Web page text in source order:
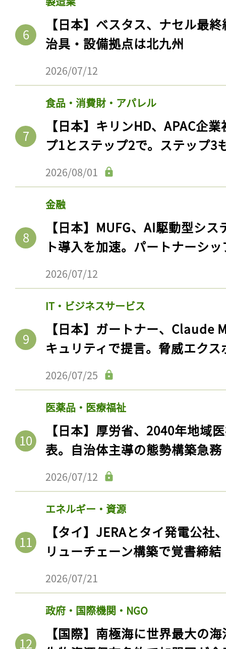
【日本】ベスタス、ナセル最
治具・設備拠点は北九州
2026/07/12
食品・消費財・アパレル
【日本】キリンHD、APAC企
プ1とステップ2で。ステップ3
2026/08/01
金融
【日本】MUFG、AI駆動型シ
ト導入を加速。パートナーシ
2026/07/12
IT・ビジネスサービス
【日本】ガートナー、Claude
キュリティで提言。脅威エク
2026/07/25
医薬品・医療福祉
【日本】厚労省、2040年地域
表。自治体主導の態勢構築急務
2026/07/12
エネルギー・資源
【タイ】JERAとタイ発電公社
リューチェーン構築で覚書締結
2026/07/21
政府・国際機関・NGO
【国際】南極海に世界最大の